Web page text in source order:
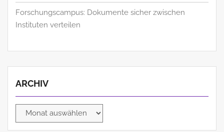
Forschungscampus: Dokumente sicher zwischen
Instituten verteilen
ARCHIV
Archiv